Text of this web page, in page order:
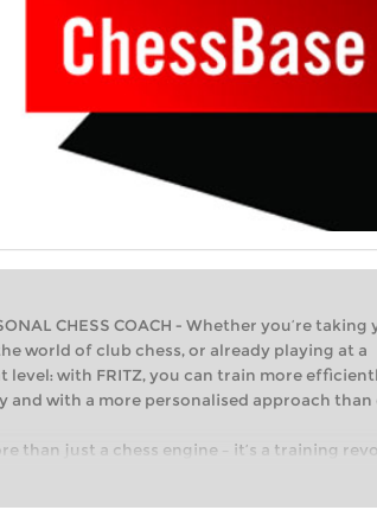
CHESS COACH - Whether you’re
world of club chess, or already playing at a
level: with FRITZ, you can train more
and with a more personalised approach than
than just a chess engine – it’s a training
taking your first steps into the world of